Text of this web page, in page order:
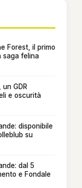
Forest, il primo
saga felina
GDR
e oscurità
disponibile
su
dal 5
e Fondale